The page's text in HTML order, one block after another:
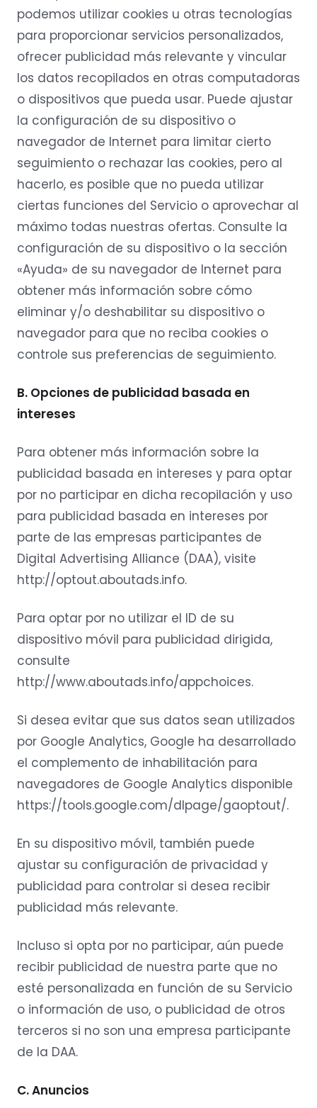
podemos utilizar cookies u otras tecnologías
para proporcionar servicios personalizados,
ofrecer publicidad más relevante y vincular
los datos recopilados en otras computadoras
o dispositivos que pueda usar. Puede ajustar
la configuración de su dispositivo o
navegador de Internet para limitar cierto
seguimiento o rechazar las cookies, pero al
hacerlo, es posible que no pueda utilizar
ciertas funciones del Servicio o aprovechar al
máximo todas nuestras ofertas. Consulte la
configuración de su dispositivo o la sección
«Ayuda» de su navegador de Internet para
obtener más información sobre cómo
eliminar y/o deshabilitar su dispositivo o
navegador para que no reciba cookies o
controle sus preferencias de seguimiento.
B. Opciones de publicidad basada en
intereses
Para obtener más información sobre la
publicidad basada en intereses y para optar
por no participar en dicha recopilación y uso
para publicidad basada en intereses por
parte de las empresas participantes de
Digital Advertising Alliance (DAA), visite
http://optout.aboutads.info.
Para optar por no utilizar el ID de su
dispositivo móvil para publicidad dirigida,
consulte
http://www.aboutads.info/appchoices.
Si desea evitar que sus datos sean utilizados
por Google Analytics, Google ha desarrollado
el complemento de inhabilitación para
navegadores de Google Analytics disponible
https://tools.google.com/dlpage/gaoptout/.
En su dispositivo móvil, también puede
ajustar su configuración de privacidad y
publicidad para controlar si desea recibir
publicidad más relevante.
Incluso si opta por no participar, aún puede
recibir publicidad de nuestra parte que no
esté personalizada en función de su Servicio
o información de uso, o publicidad de otros
terceros si no son una empresa participante
de la DAA.
C. Anuncios